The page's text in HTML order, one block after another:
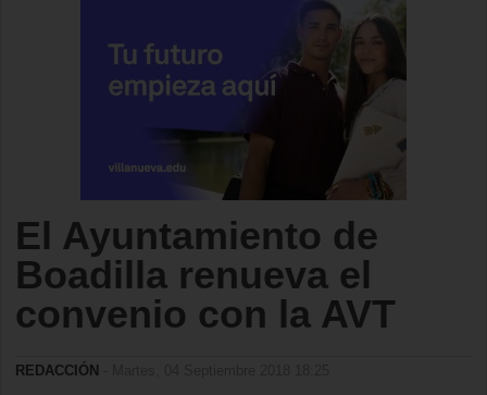
El Ayuntamiento de
Boadilla renueva el
convenio con la AVT
REDACCIÓN